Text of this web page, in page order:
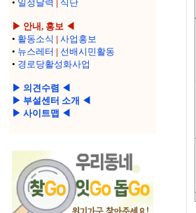
• 일정달력 | 식단
▶ 안내, 홍보 ◀
• 활동소식 | 사업홍보
• 뉴스레터 | 선배시민활동
• 경로당활성화사업
▶ 의견수렴 ◀
▶ 부설센터 소개 ◀
▶ 사이트맵 ◀